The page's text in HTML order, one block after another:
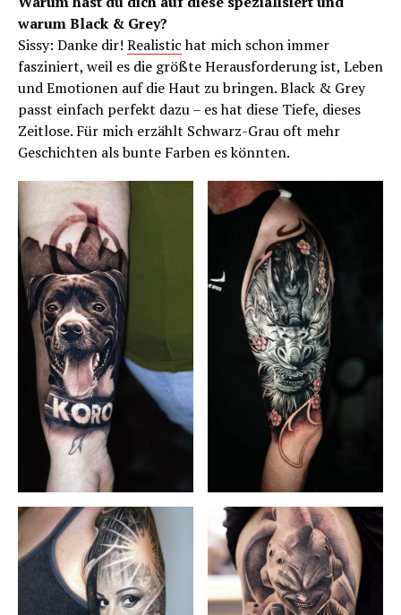
warum Black & Grey?
Sissy: Danke dir! Realistichat mich schon immer
fasziniert, weil es die größte Herausforderung ist, Leben
und Emotionen auf die Haut zu bringen. Black & Grey
passt einfach perfekt dazu – es hat diese Tiefe, dieses
Zeitlose. Für mich erzählt Schwarz-Grau oft mehr
Geschichten als bunte Farben es könnten.